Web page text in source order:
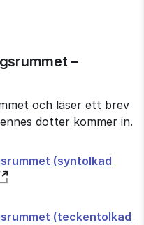
–
och läser ett brev
dotter kommer in.
(syntolkad
(teckentolkad